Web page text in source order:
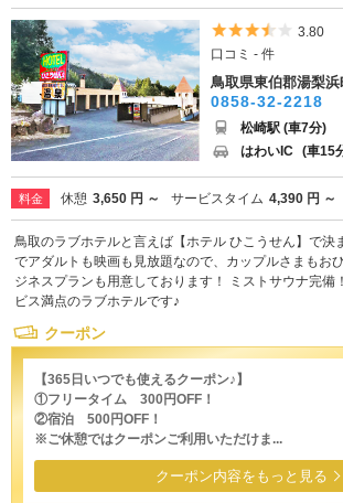
5つ星
3.80
口コミ - 件
鳥取県東伯郡湯梨
0858-32-2218
松崎駅 (車7分)
はわいIC (車15
料金 休憩 3,650 円 ～ サービスタイム 4,390 円 ～
鳥取のラブホテルと言えば【ホテル ひこうせん】で決
でアダルトも映画も見放題なので、カップルさまもお
ジネスプランも用意しております！ ミストサウナ完備
ビス満点のラブホテルです♪
クーポン
【365日いつでも使えるクーポン♪】
①フリータイム 300円OFF！
②宿泊 500円OFF！
※ご休憩ではクーポンご利用いただけま...
クーポン内容をもっと見る